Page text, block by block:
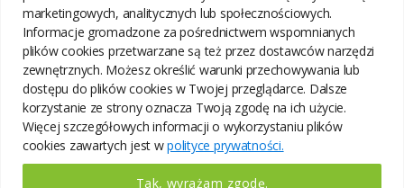
marketingowych, analitycznych lub społecznościowych.
Informacje gromadzone za pośrednictwem wspomnianych
plików cookies przetwarzane są też przez dostawców narzędzi
zewnętrznych. Możesz określić warunki przechowywania lub
dostępu do plików cookies w Twojej przeglądarce. Dalsze
korzystanie ze strony oznacza Twoją zgodę na ich użycie.
Więcej szczegółowych informacji o wykorzystaniu plików
cookies zawartych jest wpolityce prywatności.
Tak, wyrażam zgodę.